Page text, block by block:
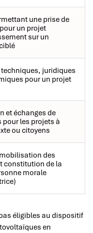
une prise de
un projet
sur un
juridiques
pour un projet
et échanges de
pour les projets à
ou citoyens
des
constitution de la
morale
éligibles au dispositif
en